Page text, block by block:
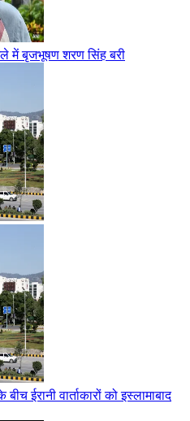
में बृजभूषण शरण सिंह बरी
ईरानी वार्ताकारों को इस्लामाबाद